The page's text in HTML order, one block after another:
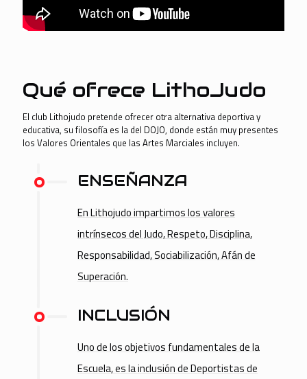
Qué ofrece LithoJudo
El club Lithojudo pretende ofrecer otra alternativa deportiva y
educativa, su filosofía es la del DOJO, donde están muy presentes
los Valores Orientales que las Artes Marciales incluyen.
ENSEÑANZA
En Lithojudo impartimos los valores
intrínsecos del Judo, Respeto, Disciplina,
Responsabilidad, Sociabilización, Afán de
Superación.
INCLUSIÓN
Uno de los objetivos fundamentales de la
Escuela, es la inclusión de Deportistas de